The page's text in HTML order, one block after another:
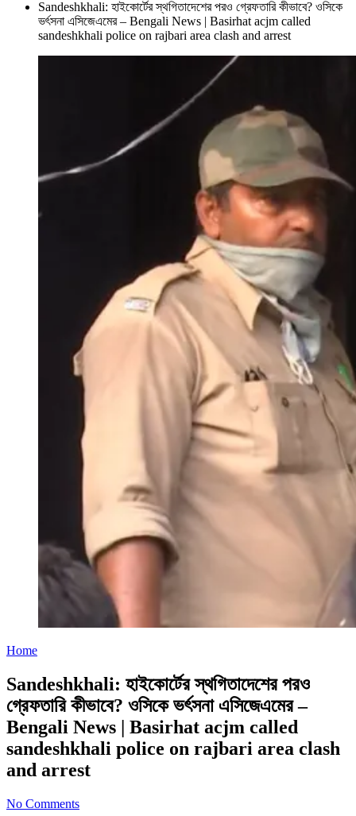
Sandeshkhali: হাইকোর্টের স্থগিতাদেশের পরও গ্রেফতারি কীভাবে? ওসিকে
ভর্ৎসনা এসিজেএমের – Bengali News | Basirhat acjm called
sandeshkhali police on rajbari area clash and arrest
Home
Sandeshkhali: হাইকোর্টের স্থগিতাদেশের পরও
গ্রেফতারি কীভাবে? ওসিকে ভর্ৎসনা এসিজেএমের –
Bengali News | Basirhat acjm called
sandeshkhali police on rajbari area clash
and arrest
No Comments